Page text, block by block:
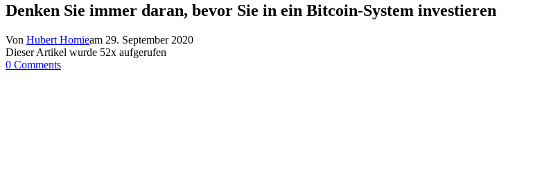
Denken Sie immer daran, bevor Sie in ein Bitcoin-System investieren
Von Hubert Homieam 29. September 2020
Dieser Artikel wurde 52x aufgerufen
0 Comments